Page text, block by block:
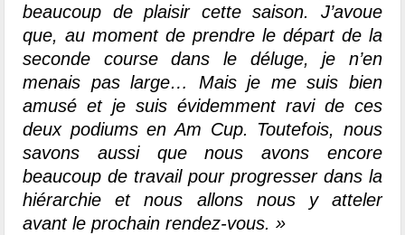
beaucoup de plaisir cette saison. J’avoue
que, au moment de prendre le départ de la
seconde course dans le déluge, je n’en
menais pas large… Mais je me suis bien
amusé et je suis évidemment ravi de ces
deux podiums en Am Cup. Toutefois, nous
savons aussi que nous avons encore
beaucoup de travail pour progresser dans la
hiérarchie et nous allons nous y atteler
avant le prochain rendez-vous. »